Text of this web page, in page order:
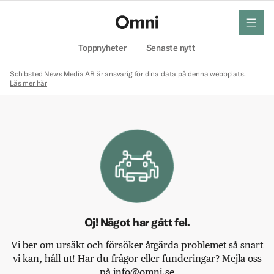
Toppnyheter Senaste nytt
meny
Schibsted News Media AB är ansvarig för dina data på denna webbplats.
Läs mer här
Oj! Något har gått fel.
Vi ber om ursäkt och försöker åtgärda problemet så snart
vi kan, håll ut! Har du frågor eller funderingar? Mejla oss